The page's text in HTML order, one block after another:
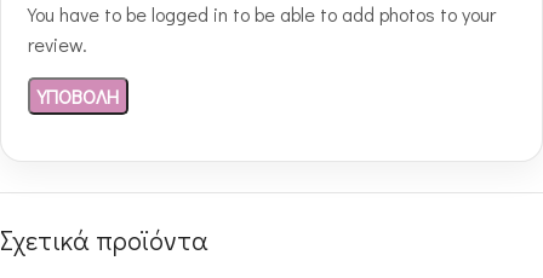
You have to be logged in to be able to add photos to your
review.
Σχετικά προϊόντα